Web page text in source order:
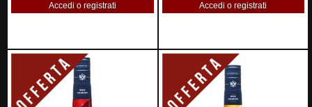
Accedi o registrati Accedi o registrati